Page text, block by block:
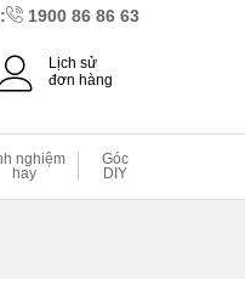
1900 86 86 63
Lịch sử
đơn hàng
nghiệm
hay
Góc
DIY